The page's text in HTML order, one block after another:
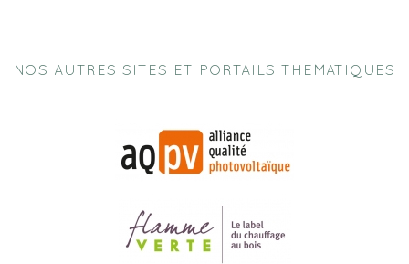
NOS AUTRES SITES ET PORTAILS THEMATIQUES